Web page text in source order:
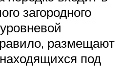
загородного
размещают
под